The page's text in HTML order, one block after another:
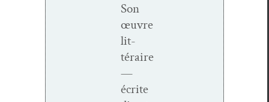
Son
œuvre
lit­
téraire
—
écrite